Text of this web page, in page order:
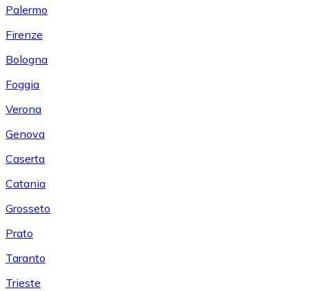
Palermo
Firenze
Bologna
Foggia
Verona
Genova
Caserta
Catania
Grosseto
Prato
Taranto
Trieste